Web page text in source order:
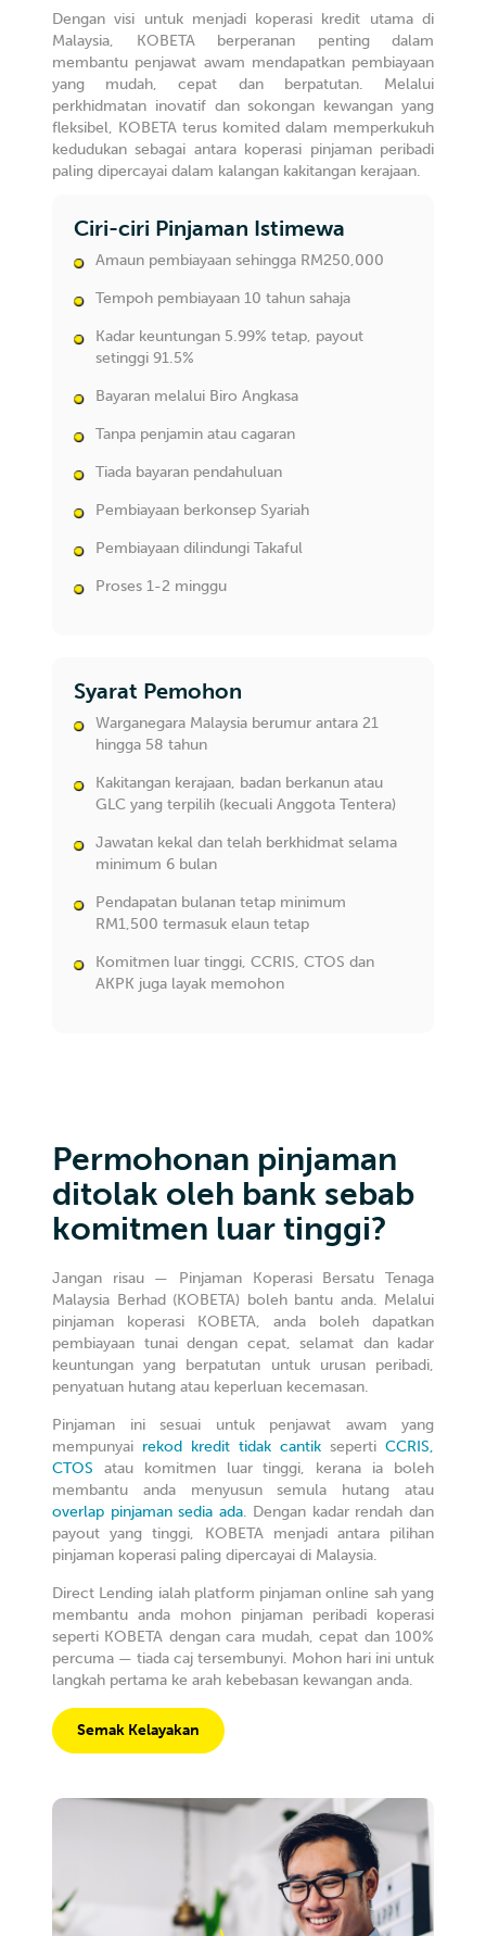
Dengan visi untuk menjadi koperasi kredit utama di
Malaysia, KOBETA berperanan penting dalam
membantu penjawat awam mendapatkan pembiayaan
yang mudah, cepat dan berpatutan. Melalui
perkhidmatan inovatif dan sokongan kewangan yang
fleksibel, KOBETA terus komited dalam memperkukuh
kedudukan sebagai antara koperasi pinjaman peribadi
paling dipercayai dalam kalangan kakitangan kerajaan.
Ciri-ciri Pinjaman Istimewa
Amaun pembiayaan sehingga RM250,000
Tempoh pembiayaan 10 tahun sahaja
Kadar keuntungan 5.99% tetap, payout
setinggi 91.5%
Bayaran melalui Biro Angkasa
Tanpa penjamin atau cagaran
Tiada bayaran pendahuluan
Pembiayaan berkonsep Syariah
Pembiayaan dilindungi Takaful
Proses 1-2 minggu
Syarat Pemohon
Warganegara Malaysia berumur antara 21
hingga 58 tahun
Kakitangan kerajaan, badan berkanun atau
GLC yang terpilih (kecuali Anggota Tentera)
Jawatan kekal dan telah berkhidmat selama
minimum 6 bulan
Pendapatan bulanan tetap minimum
RM1,500 termasuk elaun tetap
Komitmen luar tinggi, CCRIS, CTOS dan
AKPK juga layak memohon
Permohonan pinjaman
ditolak oleh bank sebab
komitmen luar tinggi?
Jangan risau — Pinjaman Koperasi Bersatu Tenaga
Malaysia Berhad (KOBETA) boleh bantu anda. Melalui
pinjaman koperasi KOBETA, anda boleh dapatkan
pembiayaan tunai dengan cepat, selamat dan kadar
keuntungan yang berpatutan untuk urusan peribadi,
penyatuan hutang atau keperluan kecemasan.
Pinjaman ini sesuai untuk penjawat awam yang
mempunyai rekod kredit tidak cantik seperti CCRIS,
CTOS atau komitmen luar tinggi, kerana ia boleh
membantu anda menyusun semula hutang atau
overlap pinjaman sedia ada. Dengan kadar rendah dan
payout yang tinggi, KOBETA menjadi antara pilihan
pinjaman koperasi paling dipercayai di Malaysia.
Direct Lending ialah platform pinjaman online sah yang
membantu anda mohon pinjaman peribadi koperasi
seperti KOBETA dengan cara mudah, cepat dan 100%
percuma — tiada caj tersembunyi. Mohon hari ini untuk
langkah pertama ke arah kebebasan kewangan anda.
Semak Kelayakan